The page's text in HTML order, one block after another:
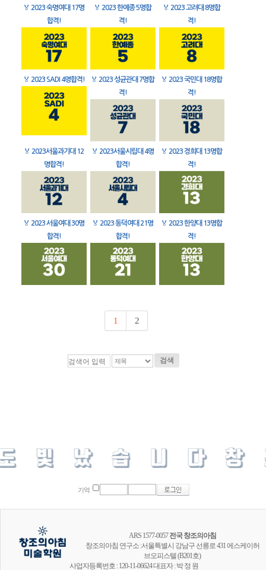
🏅 2023 숙명여대 17명
합격!
🏅 2023 한예종 5명합
격!
🏅 2023 고려대 8명합
격!
🏅 2023 SADI 4명합격! 🏅 2023 성균관대 7명합
격!
🏅 2023 국민대 18명합
격!
🏅 2023서울과기대 12
명합격!
🏅 2023서울시립대 4명
합격!
🏅 2023 경희대 13명합
격!
🏅 2023 서울여대 30명
합격!
🏅 2023 동덕여대 21명
합격!
🏅 2023 한양대 13명합
격!
1 2
검색
기억
ARS 1577-0057전국 창조의아침
창조의아침 연구소 :서울특별시 강남구 선릉로 431 에스케이허
브오피스텔 (B201호)
사업자등록번호 : 120-11-06624 대표자 : 박 정 원